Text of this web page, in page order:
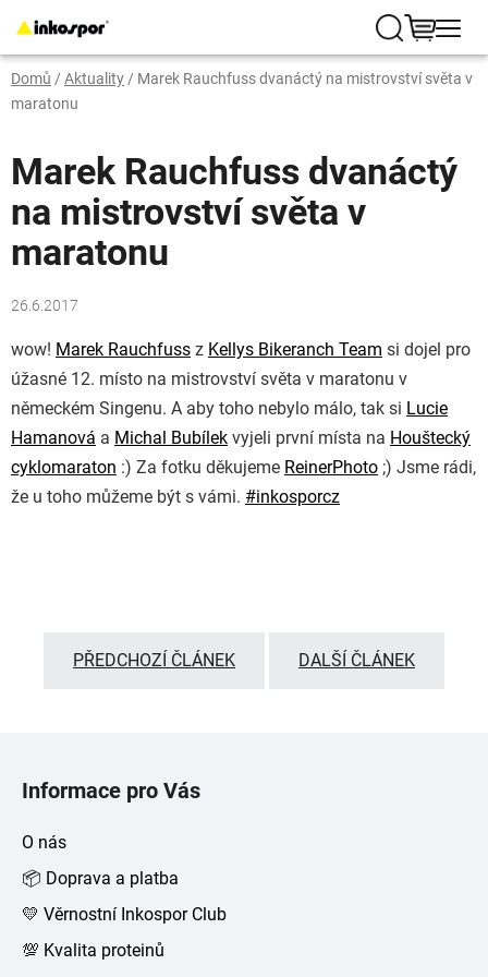
na
obsah
Hledat
KOŠÍK
Domů / Aktuality/ Marek Rauchfuss dvanáctý na mistrovství světa v
maratonu
Marek Rauchfuss dvanáctý
na mistrovství světa v
maratonu
26.6.2017
wow! Marek Rauchfuss z Kellys Bikeranch Team si dojel pro
úžasné 12. místo na mistrovství světa v maratonu v
německém Singenu. A aby toho nebylo málo, tak si Lucie
Hamanová a Michal Bubílek vyjeli první místa na Houštecký
cyklomaraton :) Za fotku děkujeme ReinerPhoto ;) Jsme rádi,
že u toho můžeme být s vámi. #inkosporcz
PŘEDCHOZÍ ČLÁNEK DALŠÍ ČLÁNEK
Informace pro Vás
O nás
📦 Doprava a platba
💛 Věrnostní Inkospor Club
💯 Kvalita proteinů